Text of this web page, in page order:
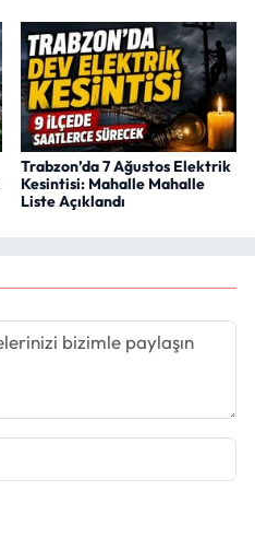
Trabzon’da 7 Ağustos Elektrik
Kesintisi: Mahalle Mahalle
Liste Açıklandı